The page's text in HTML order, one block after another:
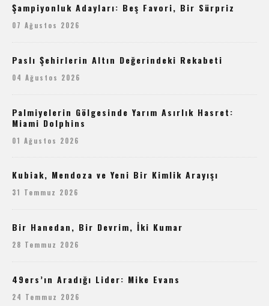
Şampiyonluk Adayları: Beş Favori, Bir Sürpriz
07 Ağustos 2026
Paslı Şehirlerin Altın Değerindeki Rekabeti
04 Ağustos 2026
Palmiyelerin Gölgesinde Yarım Asırlık Hasret:
Miami Dolphins
01 Ağustos 2026
Kubiak, Mendoza ve Yeni Bir Kimlik Arayışı
31 Temmuz 2026
Bir Hanedan, Bir Devrim, İki Kumar
28 Temmuz 2026
49ers’ın Aradığı Lider: Mike Evans
24 Temmuz 2026